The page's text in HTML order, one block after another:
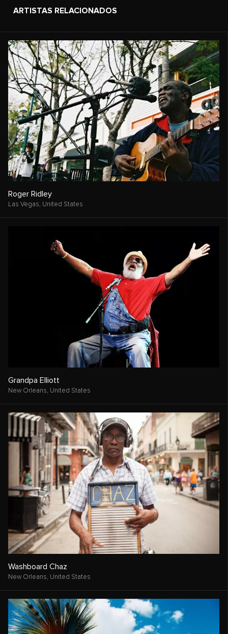
ARTISTAS RELACIONADOS
Roger Ridley
Las Vegas, United States
Grandpa Elliott
New Orleans, United States
Washboard Chaz
New Orleans, United States